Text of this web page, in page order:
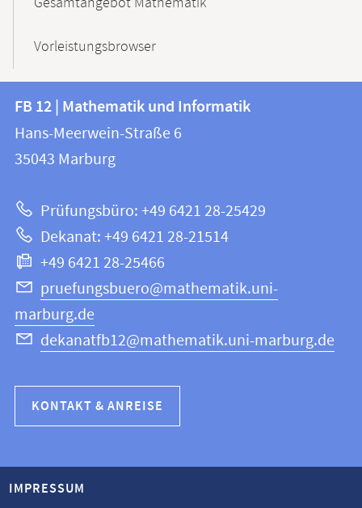
Vorleistungsbrowser
Kontakt
und
Informationen
Website
FB
12
|
und
Informatik
FB 12 | Mathematik und Informatik
Hans-Meerwein-Straße 6
35043 Marburg
Prüfungsbüro: +49 6421 28-25429
Dekanat: +49 6421 28-21514
+49 6421 28-25466
pruefungsbuero@mathematik.uni-
marburg.de
dekanatfb12@mathematik.uni-marburg.de
KONTAKT & ANREISE
IMPRESSUM